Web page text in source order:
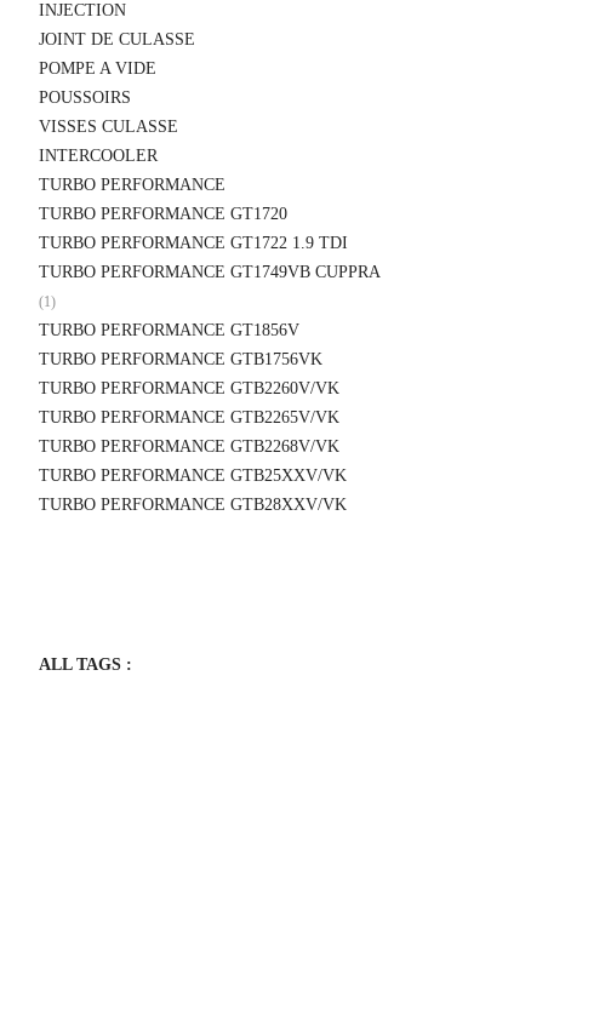
INJECTION
JOINT DE CULASSE
POMPE A VIDE
POUSSOIRS
VISSES CULASSE
INTERCOOLER
TURBO PERFORMANCE
TURBO PERFORMANCE GT1720
TURBO PERFORMANCE GT1722 1.9 TDI
TURBO PERFORMANCE GT1749VB CUPPRA
(1)
TURBO PERFORMANCE GT1856V
TURBO PERFORMANCE GTB1756VK
TURBO PERFORMANCE GTB2260V/VK
TURBO PERFORMANCE GTB2265V/VK
TURBO PERFORMANCE GTB2268V/VK
TURBO PERFORMANCE GTB25XXV/VK
TURBO PERFORMANCE GTB28XXV/VK
ALL TAGS :